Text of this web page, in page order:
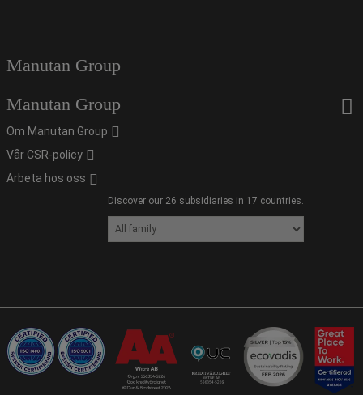
Manutan Group
Manutan Group
Om Manutan Group
Vår CSR-policy
Arbeta hos oss
Discover our 26 subsidiaries in 17 countries.